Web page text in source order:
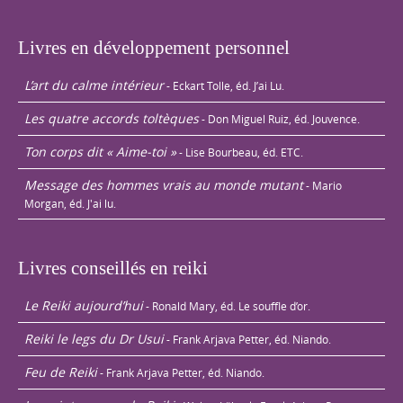
Livres en développement personnel
L’art du calme intérieur- Eckart Tolle, éd. J’ai Lu.
Les quatre accords toltèques- Don Miguel Ruiz, éd. Jouvence.
Ton corps dit « Aime-toi »- Lise Bourbeau, éd. ETC.
Message des hommes vrais au monde mutant- Mario
Morgan, éd. J'ai lu.
Livres conseillés en reiki
Le Reiki aujourd’hui- Ronald Mary, éd. Le souffle d’or.
Reiki le legs du Dr Usui- Frank Arjava Petter, éd. Niando.
Feu de Reiki- Frank Arjava Petter, éd. Niando.